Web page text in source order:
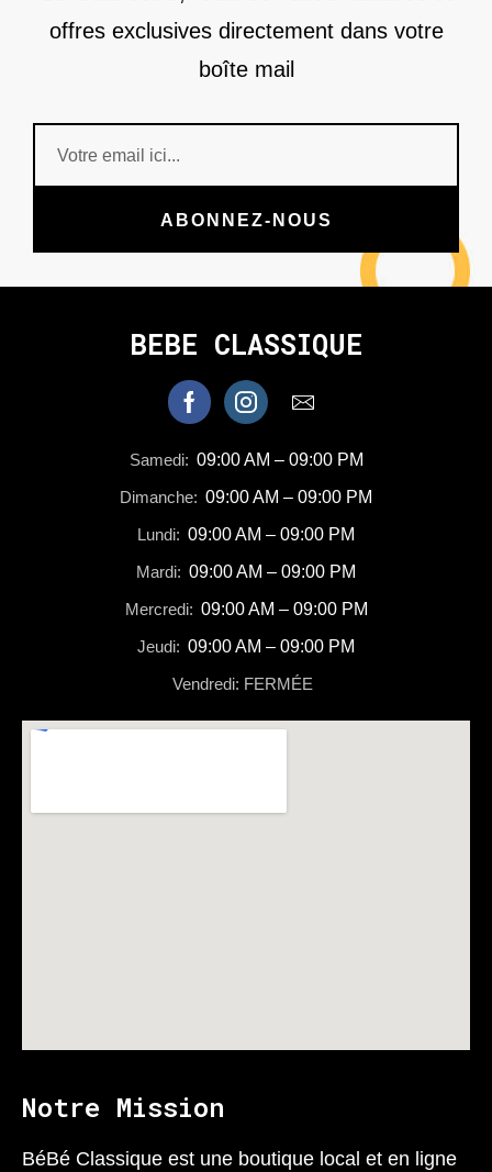
offres exclusives directement dans votre
boîte mail
ABONNEZ-NOUS
BEBE CLASSIQUE
Samedi: 09:00 AM – 09:00 PM
Dimanche: 09:00 AM – 09:00 PM
Lundi: 09:00 AM – 09:00 PM
Mardi: 09:00 AM – 09:00 PM
Mercredi: 09:00 AM – 09:00 PM
Jeudi: 09:00 AM – 09:00 PM
Vendredi: FERMÉE
Notre Mission
BéBé Classique est une boutique local et en ligne